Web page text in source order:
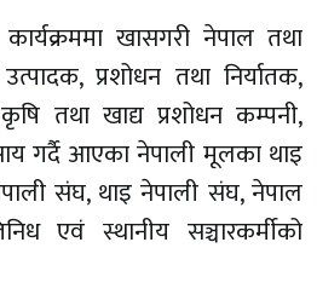
खासगरी नेपाल तथा
प्रशोधन तथा निर्यातक,
तथा खाद्य प्रशोधन कम्पनी,
गर्दै आएका नेपाली मूलका थाइ
संघ, थाइ नेपाली संघ, नेपाल
एवं स्थानीय सञ्चारकर्मीको